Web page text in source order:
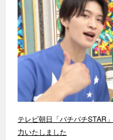
テレビ朝日「バチバチSTAR
力いたしました